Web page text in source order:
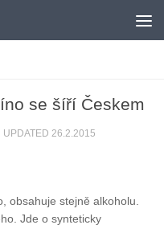
se šíří Českem
UPDATED 26.2.2015
obsahuje stejně alkoholu.
Jde o synteticky